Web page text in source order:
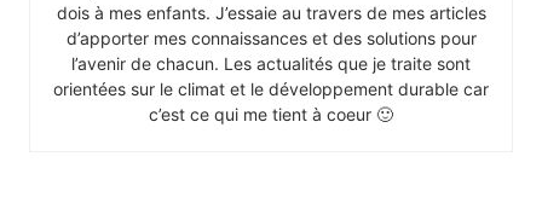
dois à mes enfants. J’essaie au travers de mes articles
d’apporter mes connaissances et des solutions pour
l’avenir de chacun. Les actualités que je traite sont
orientées sur le climat et le développement durable car
c’est ce qui me tient à coeur 🙂